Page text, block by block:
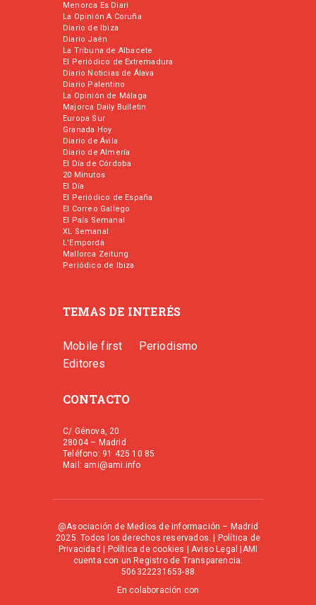
Menorca Es Diari
La Opinión A Coruña
Diario de Ibiza
Diario Jaén
La Tribuna de Albacete
El Periódico de Extremadura
Diario Noticias de Álava
Diario Palentino
La Opinión de Málaga
Majorca Daily Bulletin
Europa Sur
Granada Hoy
Diario de Ávila
Diario de Almería
El Día de Córdoba
20 Minutos
El Día
El Periódico de España
El Correo Gallego
El País Semanal
XL Semanal
L’Empordà
Mallorca Zeitung
Periódico de Ibiza
TEMAS DE INTERÉS
Mobile first
Periodismo
Editores
CONTACTO
C/ Génova, 20
28004 – Madrid
Teléfono: 91 425 10 85
Mail: ami@ami.info
@Asociación de Medios de información – Madrid
2025. Todos los derechos reservados. |
Política de
Privacidad
Política de cookies Aviso Legal
|AMI
cuenta con un Registro de Transparencia:
506322231653-88
En colaboración con